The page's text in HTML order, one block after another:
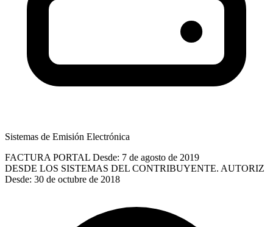
Sistemas de Emisión Electrónica
FACTURA PORTAL Desde: 7 de agosto de 2019
DESDE LOS SISTEMAS DEL CONTRIBUYENTE. AUTORIZ
Desde: 30 de octubre de 2018